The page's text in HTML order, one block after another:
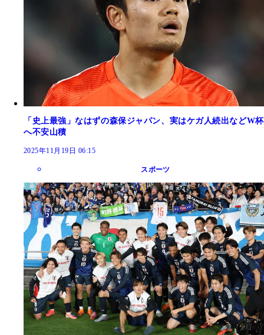
「史上最強」なはずの森保ジャパン、実はケガ人続出などW杯
へ不安山積
2025年11月19日 06:15
スポーツ